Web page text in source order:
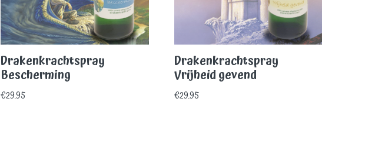
Drakenkrachtspray
Bescherming
€29.95
Drakenkrachtspray
Vrijheid gevend
€29.95